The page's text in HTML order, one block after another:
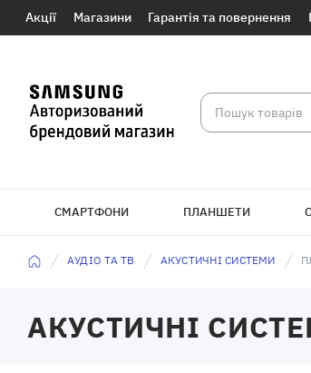
Акції Магазини Гарантія та повернення
СМАРТФОНИ ПЛАНШЕТИ
АУДІО ТА ТВ АКУСТИЧНІ СИСТЕМИ
АКУСТИЧНІ